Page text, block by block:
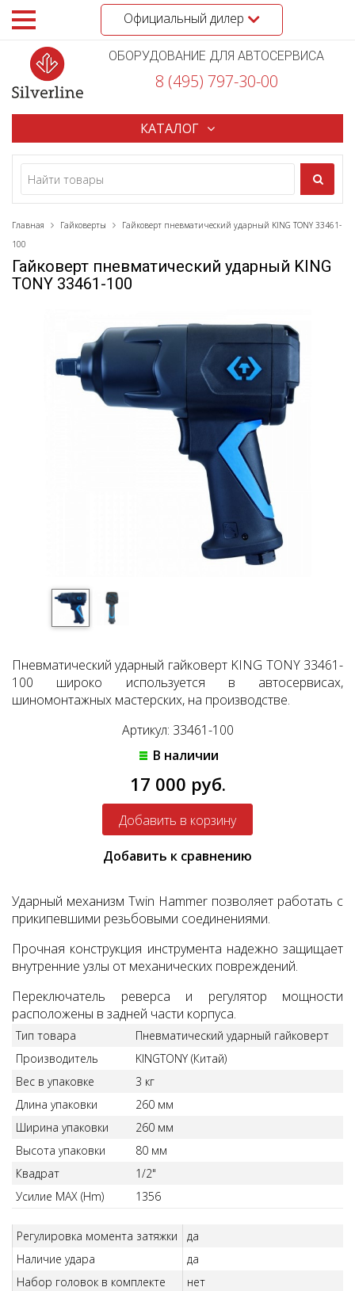
Официальный дилер
ОБОРУДОВАНИЕ ДЛЯ АВТОСЕРВИСА
8 (495) 797-30-00
КАТАЛОГ
Главная Гайковерты
Гайковерт пневматический ударный KING TONY 33461-
100
Гайковерт пневматический ударный KING
TONY 33461-100
Пневматический ударный гайковерт KING TONY 33461-
100 широко используется в автосервисах,
шиномонтажных мастерских, на производстве.
Артикул: 33461-100
В наличии
17 000 руб.
Добавить к сравнению
Ударный механизм Twin Hammer позволяет работать с
прикипевшими резьбовыми соединениями.
Прочная конструкция инструмента надежно защищает
внутренние узлы от механических повреждений.
Переключатель реверса и регулятор мощности
расположены в задней части корпуса.
Тип товара
Пневматический ударный гайковерт
Производитель
KINGTONY (Китай)
Вес в упаковке
3 кг
Длина упаковки
260 мм
Ширина упаковки
260 мм
Высота упаковки
80 мм
Квадрат
1/2"
Усилие MAX (Hm)
1356
Регулировка момента затяжки
да
Наличие удара
да
Набор головок в комплекте
нет